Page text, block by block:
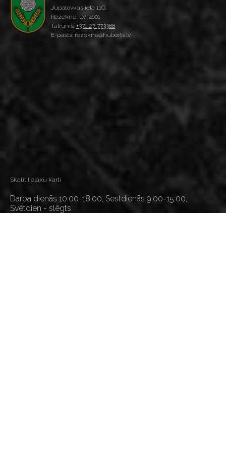
Jupatovkas iela 11G
Rēzekne, LV-4601
Tālrunis: +371 27 773388
E-pasts: rezekne@huberts.lv
Skatīt lielāku karti
Darba dienās 10:00-18:00, Sestdienās 9:00-15:00,
Svētdien - slēgts